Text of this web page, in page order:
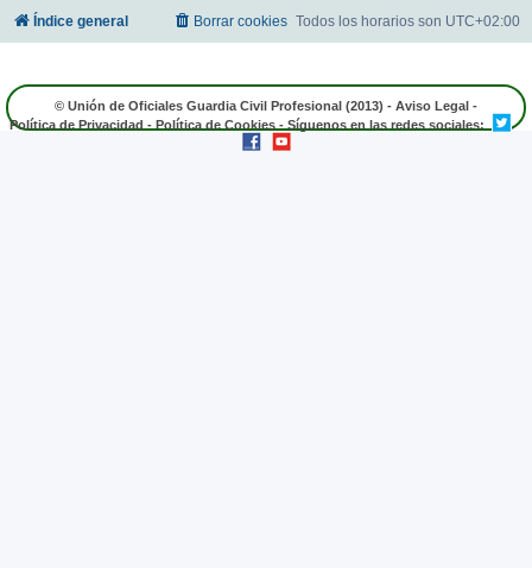
Índice general Todos los horarios son UTC+02:00
Borrar cookies
© Unión de Oficiales Guardia Civil Profesional (2013) - Aviso Legal -
Política de Privacidad - Política de Cookies - Síguenos en las redes sociales: